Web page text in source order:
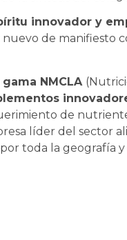
innovador y
de manifiesto
gama NMCLA
de
líder del sector
toda la geografía